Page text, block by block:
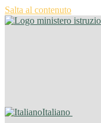
Salta al contenuto
Italiano